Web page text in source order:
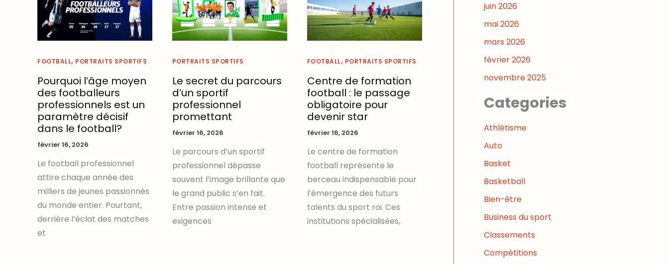
FOOTBALL, PORTRAITS SPORTIFS
Pourquoi l’âge moyen
des footballeurs
professionnels est un
paramètre décisif
dans le football?
février 16, 2026
Le football professionnel
attire chaque année des
milliers de jeunes passionnés
du monde entier. Pourtant,
derrière l’éclat des matches
et
PORTRAITS SPORTIFS
Le secret du parcours
d’un sportif
professionnel
promettant
février 16, 2026
Le parcours d’un sportif
professionnel dépasse
souvent l’image brillante que
le grand public s’en fait.
Entre passion intense et
exigences
FOOTBALL, PORTRAITS SPORTIFS
Centre de formation
football : le passage
obligatoire pour
devenir star
février 16, 2026
Le centre de formation
football représente le
berceau indispensable pour
l’émergence des futurs
talents du sport roi. Ces
institutions spécialisées,
juin 2026
mai 2026
mars 2026
février 2026
novembre 2025
Categories
Athlétisme
Auto
Basket
Basketball
Bien-être
Business du sport
Classements
Compétitions